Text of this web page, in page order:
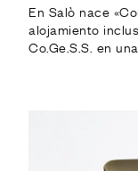
En Salò nace
alojamiento
Co.Ge.S.S. en